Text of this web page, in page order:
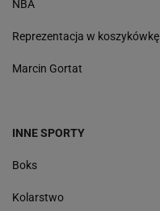
NBA
Reprezentacja w koszykówkę
Marcin Gortat
INNE SPORTY
Boks
Kolarstwo